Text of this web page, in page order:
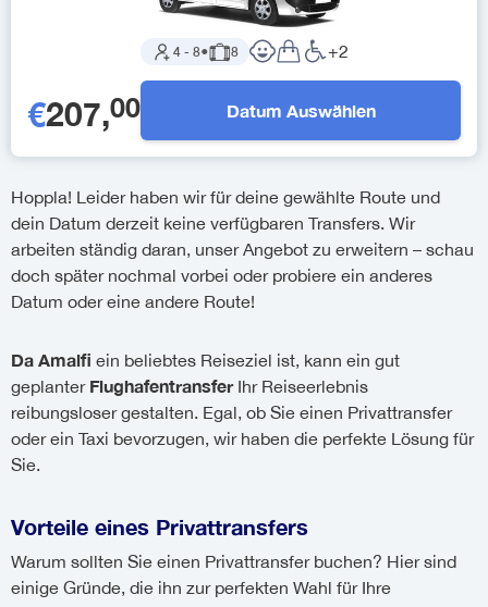
4- 8● 8 +2
€207,00 Datum Auswählen
Hoppla! Leider haben wir für deine gewählte Route und
dein Datum derzeit keine verfügbaren Transfers. Wir
arbeiten ständig daran, unser Angebot zu erweitern – schau
doch später nochmal vorbei oder probiere ein anderes
Datum oder eine andere Route!
Da Amalfi ein beliebtes Reiseziel ist, kann ein gut
geplanter FlughafentransferIhr Reiseerlebnis
reibungsloser gestalten. Egal, ob Sie einen Privattransfer
oder ein Taxi bevorzugen, wir haben die perfekte Lösung für
Sie.
Vorteile eines Privattransfers
Warum sollten Sie einen Privattransfer buchen? Hier sind
einige Gründe, die ihn zur perfekten Wahl für Ihre